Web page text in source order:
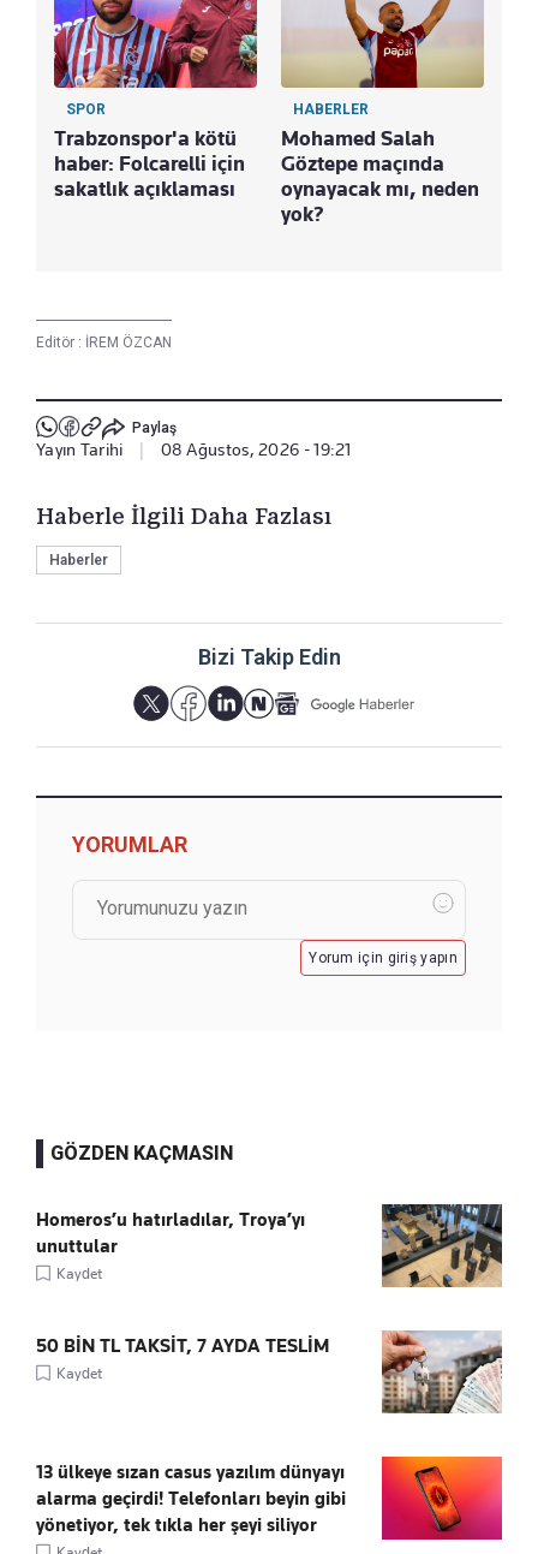
SPOR
Trabzonspor'a kötü
haber: Folcarelli için
sakatlık açıklaması
HABERLER
Mohamed Salah
Göztepe maçında
oynayacak mı, neden
yok?
Editör : İREM ÖZCAN
Paylaş
Yayın Tarihi 08 Ağustos, 2026 - 19:21
Haberle İlgili Daha Fazlası
Haberler
Bizi Takip Edin
YORUMLAR
Yorum için giriş yapın
GÖZDEN KAÇMASIN
Homeros’u hatırladılar, Troya’yı
unuttular
Kaydet
50 BİN TL TAKSİT, 7 AYDA TESLİM
Kaydet
13 ülkeye sızan casus yazılım dünyayı
alarma geçirdi! Telefonları beyin gibi
yönetiyor, tek tıkla her şeyi siliyor